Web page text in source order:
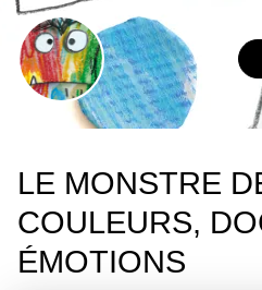
LE MONSTRE
COULEURS,
ÉMOTIONS